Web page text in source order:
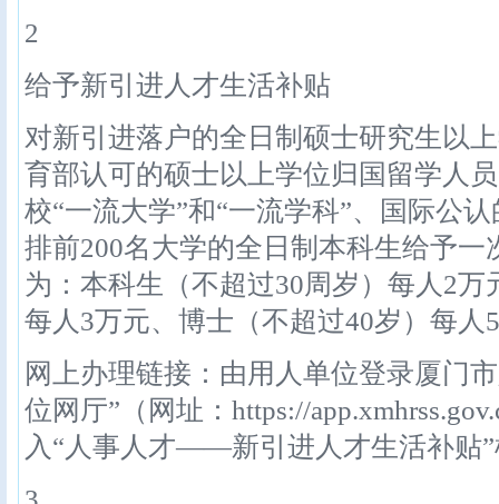
2
给予新引进人才生活补贴
对新引进落户的全日制硕士研究生以
育部认可的硕士以上学位归国留学人
校“一流大学”和“一流学科”、国际公
排前200名大学的全日制本科生给予
为：本科生（不超过30周岁）每人2
每人3万元、博士（不超过40岁）每人
网上办理链接：由用人单位登录厦门
位网厅”（网址：https://
入“人事人才——新引进人才生活补贴